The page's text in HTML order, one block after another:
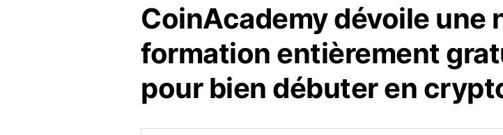
CoinAcademy dévoile une
formation entièrement
pour bien débuter en